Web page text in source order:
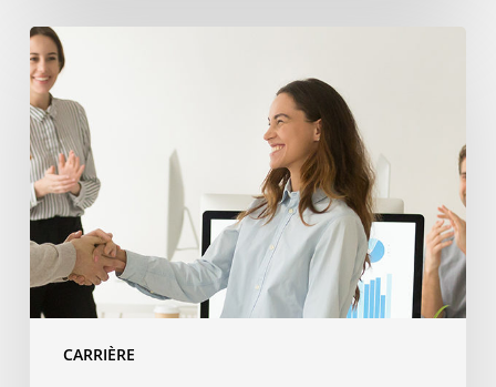
CARRIÈRE
Hoe
studeren
in
het
buitenland
je
carrière
kan
ondersteunen